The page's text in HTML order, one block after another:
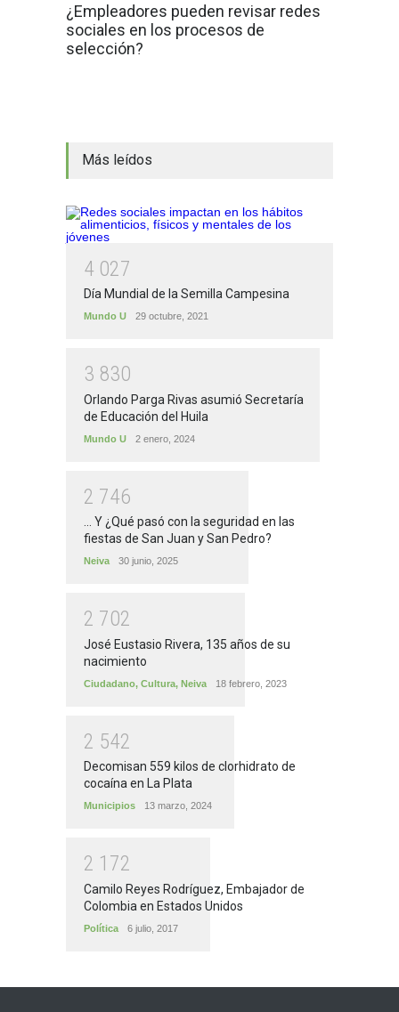
¿Empleadores pueden revisar redes
sociales en los procesos de
selección?
Más leídos
4 027
Día Mundial de la Semilla Campesina
Mundo U 29 octubre, 2021
3 830
Orlando Parga Rivas asumió Secretaría
de Educación del Huila
Mundo U 2 enero, 2024
2 746
... Y ¿Qué pasó con la seguridad en las
fiestas de San Juan y San Pedro?
Neiva 30 junio, 2025
2 702
José Eustasio Rivera, 135 años de su
nacimiento
Ciudadano, Cultura, Neiva 18 febrero, 2023
2 542
Decomisan 559 kilos de clorhidrato de
cocaína en La Plata
Municipios 13 marzo, 2024
2 1 72
Camilo Reyes Rodríguez, Embajador de
Colombia en Estados Unidos
Política 6 julio, 2017